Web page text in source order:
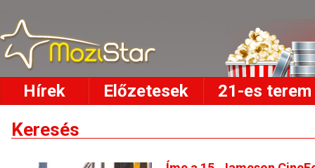
Hírek Előzetesek 21-es terem
Keresés